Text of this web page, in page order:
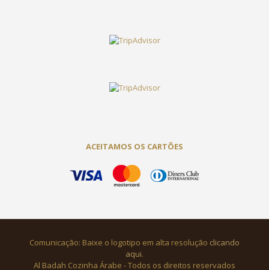
ACEITAMOS OS CARTÕES
Comunicação: Baixe o logotipo em alta resolução clicando
aqui.
Al Badah Cozinha Árabe - Todos os direitos reservados